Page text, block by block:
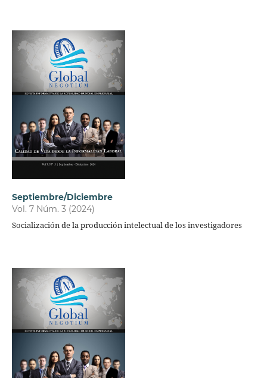
Septiembre/Diciembre
Vol. 7 Núm. 3 (2024)
Socialización de la producción intelectual de los investigadores